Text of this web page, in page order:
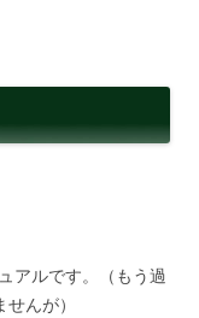
アルです。（もう過
んが）